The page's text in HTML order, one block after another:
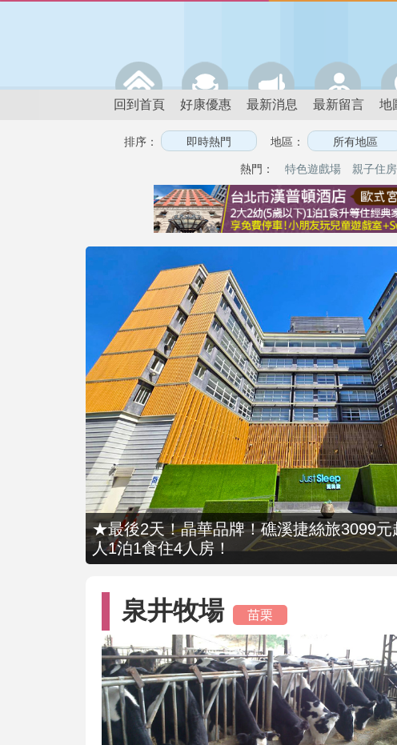
回到首頁 好康優惠 最新消息 最新留言 地
排序： 地區：
熱門： 特色遊戲場 親子住
★最後2天！晶華品牌！礁溪捷絲旅3099
人1泊1食住4人房！
泉井牧場 苗栗